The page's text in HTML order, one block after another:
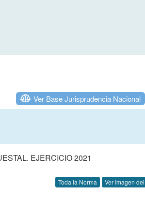
Ver Base Jurisprudencia Nacional
EJERCICIO 2021
Toda la Norma Ver Imagen